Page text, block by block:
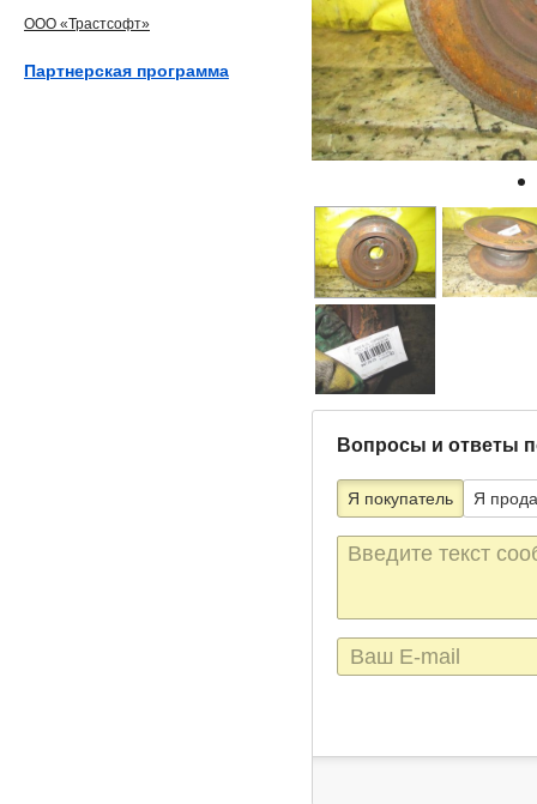
Вопросы и ответы
Я покупатель Я
Текст
сообщения
E-
mail
ООО «Трастсофт»
Партнерская программа